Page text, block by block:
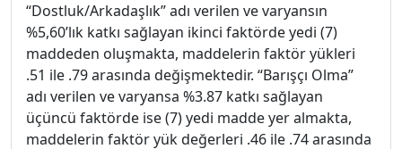
“Dostluk/Arkadaşlık” adı verilen ve varyansın
%5,60’lık katkı sağlayan ikinci faktörde yedi (7)
maddeden oluşmakta, maddelerin faktör yükleri
.51 ile .79 arasında değişmektedir. “Barışçı Olma”
adı verilen ve varyansa %3.87 katkı sağlayan
üçüncü faktörde ise (7) yedi madde yer almakta,
maddelerin faktör yük değerleri .46 ile .74 arasında